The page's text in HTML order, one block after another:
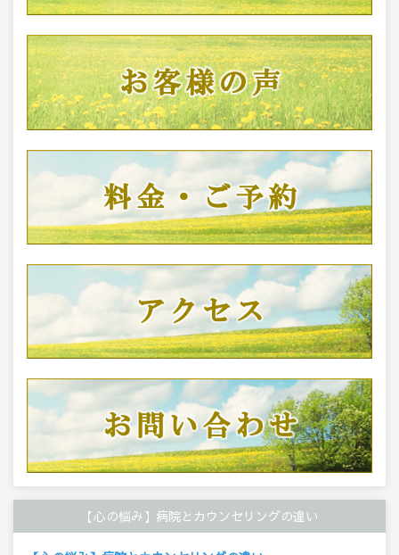
【心の悩み】病院とカウンセリングの違い